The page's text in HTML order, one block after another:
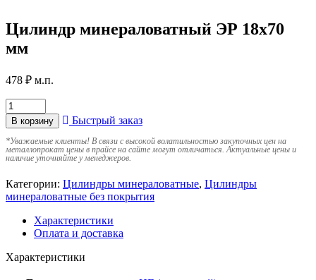
Цилиндр минераловатный ЭР 18х70
мм
478 ₽ м.п.
В корзину Быстрый заказ
*Уважаемые клиенты! В связи с высокой волатильностью закупочных цен на
металлопрокат цены в прайсе на сайте могут отличаться. Актуальные цены и
наличие уточняйте у менеджеров.
Категории: Цилиндры минераловатные, Цилиндры
минераловатные без покрытия
Характеристики
Оплата и доставка
Характеристики